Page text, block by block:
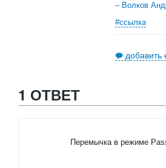
– Волков
#ссылка
добавить
1 ОТВЕТ
Перемычка в режиме